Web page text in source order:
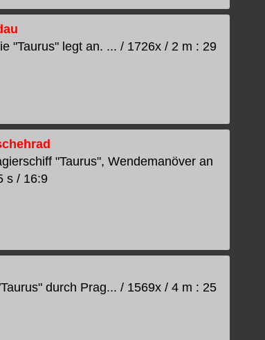
"Taurus" legt an. ... / 1726x / 2 m : 29
"Taurus", Wendemanöver an
s / 16:9
durch Prag... / 1569x / 4 m : 25